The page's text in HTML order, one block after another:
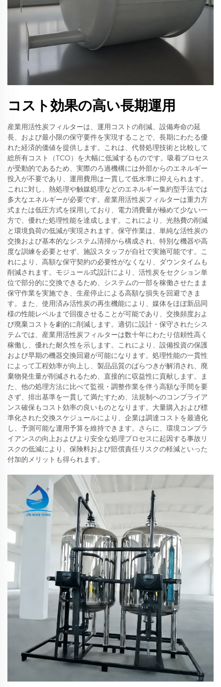
コスト効果の高い長期運用
産業用活性炭フィルターは、運用コストの削減、設備寿命の延
長、および最小限の保守要件を実現することで、長期にわたる優
れた経済的価値を提供します。これは、代替処理技術と比較して
総所有コスト（TCO）を大幅に低減するものです。吸着プロセス
が受動的であるため、実際のろ過機構には外部からのエネルギー
投入が不要であり、運用費用は一貫して低水準に抑えられます。
これに対し、熱処理や触媒処理などのエネルギー集約型手法では
多大なエネルギーが必要です。産業用活性炭フィルターは重力方
式または低圧方式を採用しており、電力消費量が極めて少ない一
方で、優れた処理性能を達成します。これにより、光熱費の削減
と環境負荷の低減が実現されます。保守作業は、単純な活性炭の
交換および基本的なシステム清掃から構成され、特別な機器や高
度な訓練を必要とせず、施設スタッフが自社で実施可能です。こ
れにより、高額な保守契約の必要性がなくなり、ダウンタイムも
削減されます。モジュール式設計により、活性炭をセクション単
位で部分的に交換できるため、システムの一部を稼働させたまま
保守作業を実施でき、生産停止による高額な損失を回避できま
す。また、使用済み活性炭の再生機能により、媒体をほぼ新品同
様の性能レベルまで回復させることが可能であり、交換頻度およ
び廃棄コストを劇的に削減します。適切に設計・保守されたシス
テムでは、産業用活性炭フィルターは数十年にわたり信頼性高く
稼働し、優れた耐久性を示します。これにより、設備投資の保護
および早期の機器交換回避が可能になります。処理性能の一貫性
によって工程効率が向上し、製品品質のばらつきが解消され、廃
棄物発生量が削減されるため、直接的に収益性に貢献します。ま
た、他の処理方法に比べて監視・調整作業を伴う高額な手間を要
さず、排出基準を一貫して満たすため、法規制へのコンプライア
ンス確保もコスト効率の良いものとなります。大量購入および標
準化された交換スケジュールにより、企業は調達コストを最適化
し、予測可能な運用予算を維持できます。さらに、環境コンプラ
イアンスの向上およびより安全な処理プロセスに起因する事故リ
スクの低減により、保険料および賠償責任リスクの軽減といった
付加的メリットも得られます。